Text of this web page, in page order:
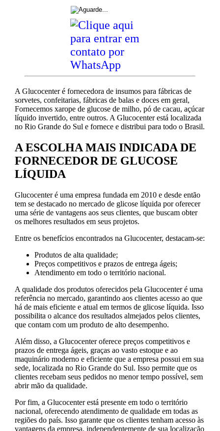
A Glucocenter é fornecedora de insumos para fábricas de
sorvetes, confeitarias, fábricas de balas e doces em geral,
Fornecemos xarope de glucose de milho, pó de cacau, açúcar
líquido invertido, entre outros. A Glucocenter está localizada
no Rio Grande do Sul e fornece e distribui para todo o Brasil.
A ESCOLHA MAIS INDICADA DE
FORNECEDOR DE GLUCOSE
LÍQUIDA
Glucocenter é uma empresa fundada em 2010 e desde então
tem se destacado no mercado de glicose líquida por oferecer
uma série de vantagens aos seus clientes, que buscam obter
os melhores resultados em seus projetos.
Entre os benefícios encontrados na Glucocenter, destacam-se:
Produtos de alta qualidade;
Preços competitivos e prazos de entrega ágeis;
Atendimento em todo o território nacional.
A qualidade dos produtos oferecidos pela Glucocenter é uma
referência no mercado, garantindo aos clientes acesso ao que
há de mais eficiente e atual em termos de glicose líquida. Isso
possibilita o alcance dos resultados almejados pelos clientes,
que contam com um produto de alto desempenho.
Além disso, a Glucocenter oferece preços competitivos e
prazos de entrega ágeis, graças ao vasto estoque e ao
maquinário moderno e eficiente que a empresa possui em sua
sede, localizada no Rio Grande do Sul. Isso permite que os
clientes recebam seus pedidos no menor tempo possível, sem
abrir mão da qualidade.
Por fim, a Glucocenter está presente em todo o território
nacional, oferecendo atendimento de qualidade em todas as
regiões do país. Isso garante que os clientes tenham acesso às
vantagens da empresa, independentemente de sua localização